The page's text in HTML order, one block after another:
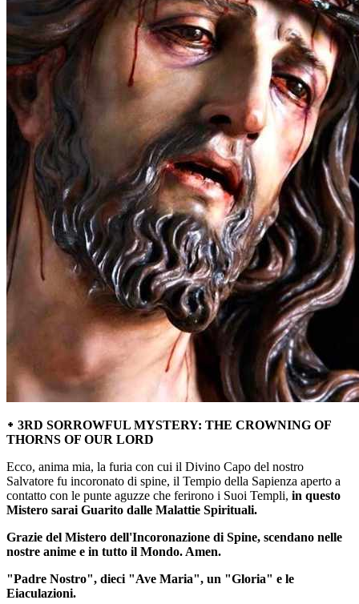
᛭ 3RD SORROWFUL MYSTERY: THE CROWNING OF
THORNS OF OUR LORD
Ecco, anima mia, la furia con cui il Divino Capo del nostro
Salvatore fu incoronato di spine, il Tempio della Sapienza aperto a
contatto con le punte aguzze che ferirono i Suoi Templi, in questo
Mistero sarai Guarito dalle Malattie Spirituali.
Grazie del Mistero dell'Incoronazione di Spine, scendano nelle
nostre anime e in tutto il Mondo. Amen.
"Padre Nostro", dieci "Ave Maria", un "Gloria" e le
Eiaculazioni.